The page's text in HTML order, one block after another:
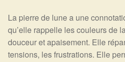
Panier
La pierre de lune a une
qu’elle rappelle les couleurs de
douceur et apaisement. Elle
tensions, les frustrations. Elle